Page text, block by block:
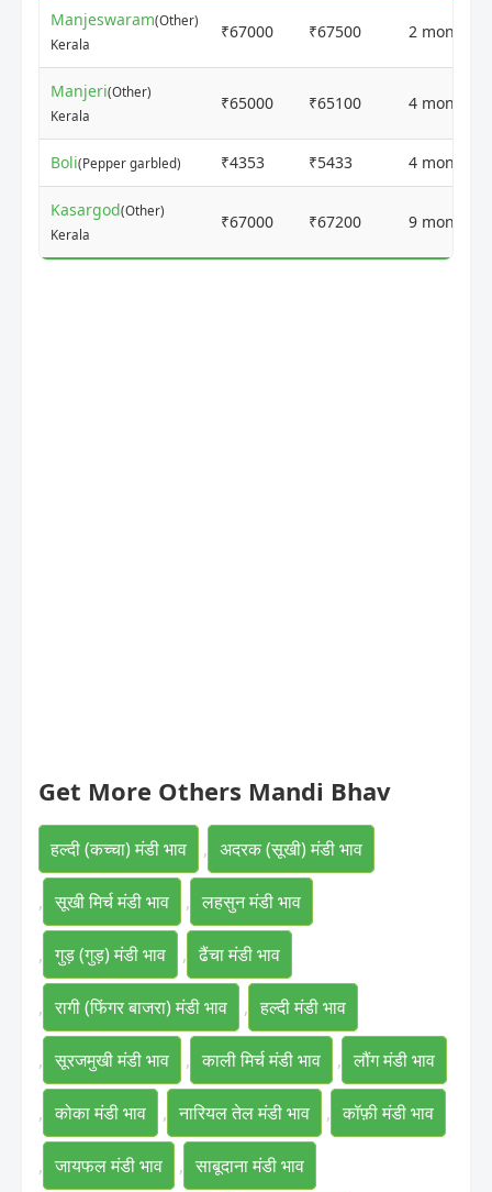
Manjeswaram(Other)
Kerala
₹67000 ₹67500 2 months
Manjeri(Other)
Kerala
₹65000 ₹65100 4 months
Boli(Pepper garbled) ₹4353 ₹5433 4 months
Kasargod(Other)
Kerala
₹67000 ₹67200 9 months
Get More Others Mandi Bhav
हल्दी (कच्चा) मंडी भाव , अदरक (सूखी) मंडी भाव
, सूखी मिर्च मंडी भाव , लहसुन मंडी भाव
, गुड़ (गुड़) मंडी भाव , ढैंचा मंडी भाव
, रागी (फिंगर बाजरा) मंडी भाव , हल्दी मंडी भाव
, सूरजमुखी मंडी भाव , काली मिर्च मंडी भाव , लौंग मंडी भाव
, कोका मंडी भाव , नारियल तेल मंडी भाव , कॉफ़ी मंडी भाव
, जायफल मंडी भाव , साबूदाना मंडी भाव